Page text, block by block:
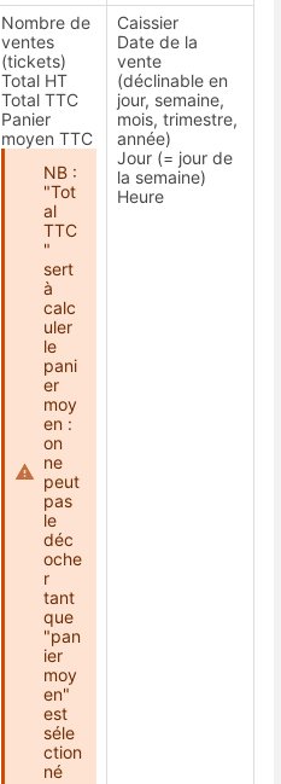
Nombre de
ventes
(tickets)
Total HT
Total TTC
Panier
moyen TTC
NB :
"Tot
al
TTC
"
sert
à
calc
uler
le
pani
er
moy
en :
on
ne
peut
pas
le
déc
oche
r
tant
que
"pan
ier
moy
en"
est
séle
ction
né
Caissier
Date de la
vente
(déclinable en
jour, semaine,
mois, trimestre,
année)
Jour (= jour de
la semaine)
Heure